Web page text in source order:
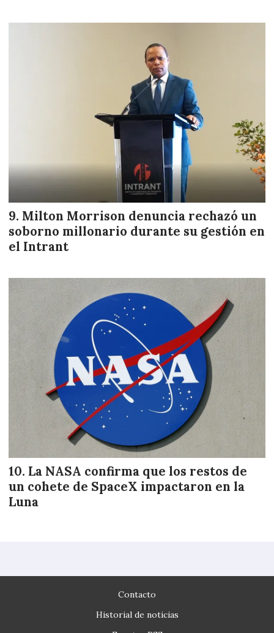
Milton Morrison denuncia rechazó un
soborno millonario durante su gestión en
el Intrant
La NASA confirma que los restos de
un cohete de SpaceX impactaron en la
Luna
Contacto
Historial de noticias